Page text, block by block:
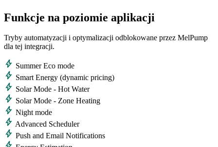
Funkcje na poziomie aplikacji
Tryby automatyzacji i optymalizacji odblokowane przez MelPump
dla tej integracji.
bolt Summer Eco mode
bolt Smart Energy (dynamic pricing)
bolt Solar Mode - Hot Water
bolt Solar Mode - Zone Heating
bolt Night mode
bolt Advanced Scheduler
bolt Push and Email Notifications